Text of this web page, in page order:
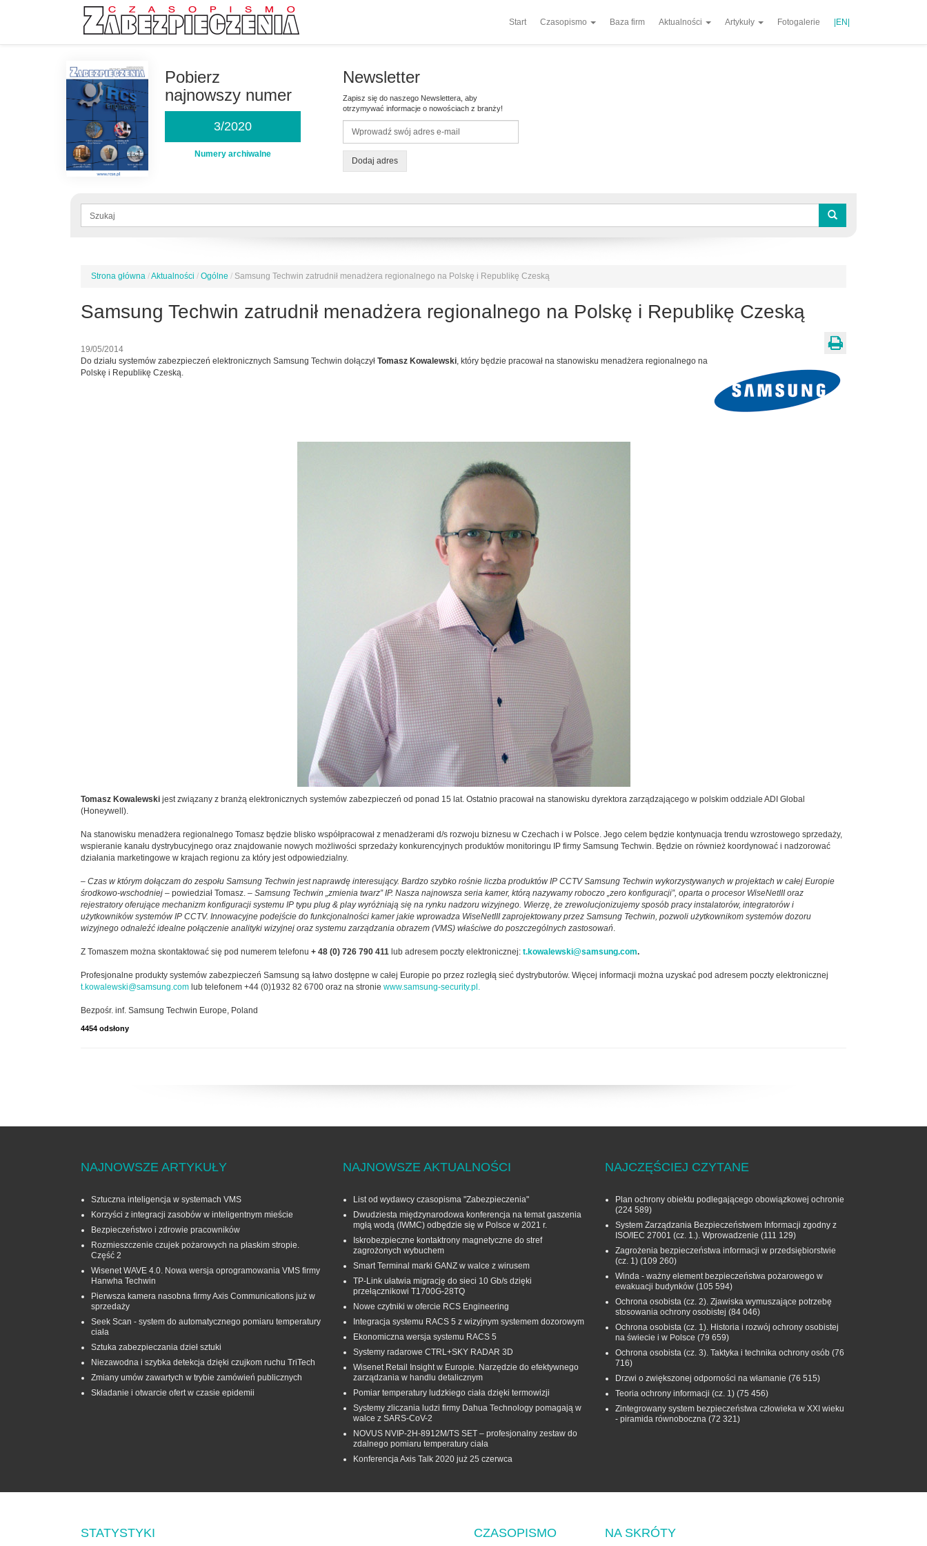
Start Czasopismo Baza firm Aktualności Artykuły Fotogalerie |EN|
Pobierz
najnowszy numer
3/2020
Numery archiwalne
Newsletter
Zapisz się do naszego Newslettera, aby
otrzymywać informacje o nowościach z branży!
Dodaj adres
Formularz
Jesteś
Strona główna /Aktualności / Ogólne / Samsung Techwin zatrudnił menadżera regionalnego na Polskę i Republikę Czeską
Samsung Techwin zatrudnił menadżera regionalnego na Polskę i Republikę Czeską
19/05/2014
Do działu systemów zabezpieczeń elektronicznych Samsung Techwin dołączył Tomasz Kowalewski, który będzie pracował na stanowisku menadżera regionalnego na
Polskę i Republikę Czeską.
Tomasz Kowalewski jest związany z branżą elektronicznych systemów zabezpieczeń od ponad 15 lat. Ostatnio pracował na stanowisku dyrektora zarządzającego w polskim oddziale ADI Global
(Honeywell).
Na stanowisku menadżera regionalnego Tomasz będzie blisko współpracował z menadżerami d/s rozwoju biznesu w Czechach i w Polsce. Jego celem będzie kontynuacja trendu wzrostowego sprzedaży,
wspieranie kanału dystrybucyjnego oraz znajdowanie nowych możliwości sprzedaży konkurencyjnych produktów monitoringu IP firmy Samsung Techwin. Będzie on również koordynować i nadzorować
działania marketingowe w krajach regionu za który jest odpowiedzialny.
– Czas w którym dołączam do zespołu Samsung Techwin jest naprawdę interesujący. Bardzo szybko rośnie liczba produktów IP CCTV Samsung Techwin wykorzystywanych w projektach w całej Europie
środkowo-wschodniej – powiedział Tomasz. – Samsung Techwin „zmienia twarz” IP. Nasza najnowsza seria kamer, którą nazywamy roboczo „zero konfiguracji”, oparta o procesor WiseNetIII oraz
rejestratory oferujące mechanizm konfiguracji systemu IP typu plug & play wyróżniają się na rynku nadzoru wizyjnego. Wierzę, że zrewolucjonizujemy sposób pracy instalatorów, integratorów i
użytkowników systemów IP CCTV. Innowacyjne podejście do funkcjonalności kamer jakie wprowadza WiseNetIII zaprojektowany przez Samsung Techwin, pozwoli użytkownikom systemów dozoru
wizyjnego odnaleźć idealne połączenie analityki wizyjnej oraz systemu zarządzania obrazem (VMS) właściwe do poszczególnych zastosowań.
Z Tomaszem można skontaktować się pod numerem telefonu + 48 (0) 726 790 411 lub adresem poczty elektronicznej: t.kowalewski@samsung.com.
Profesjonalne produkty systemów zabezpieczeń Samsung są łatwo dostępne w całej Europie po przez rozległą sieć dystrybutorów. Więcej informacji można uzyskać pod adresem poczty elektronicznej
t.kowalewski@samsung.com lub telefonem +44 (0)1932 82 6700 oraz na stronie www.samsung-security.pl.
Bezpośr. inf. Samsung Techwin Europe, Poland
4454 odsłony
NAJNOWSZE ARTYKUŁY
Sztuczna inteligencja w systemach VMS
Korzyści z integracji zasobów w inteligentnym mieście
Bezpieczeństwo i zdrowie pracowników
Rozmieszczenie czujek pożarowych na płaskim stropie.
Część 2
Wisenet WAVE 4.0. Nowa wersja oprogramowania VMS firmy
Hanwha Techwin
Pierwsza kamera nasobna firmy Axis Communications już w
sprzedaży
Seek Scan - system do automatycznego pomiaru temperatury
ciała
Sztuka zabezpieczania dzieł sztuki
Niezawodna i szybka detekcja dzięki czujkom ruchu TriTech
Zmiany umów zawartych w trybie zamówień publicznych
Składanie i otwarcie ofert w czasie epidemii
NAJNOWSZE AKTUALNOŚCI
List od wydawcy czasopisma "Zabezpieczenia"
Dwudziesta międzynarodowa konferencja na temat gaszenia
mgłą wodą (IWMC) odbędzie się w Polsce w 2021 r.
Iskrobezpieczne kontaktrony magnetyczne do stref
zagrożonych wybuchem
Smart Terminal marki GANZ w walce z wirusem
TP-Link ułatwia migrację do sieci 10 Gb/s dzięki
przełącznikowi T1700G‑28TQ
Nowe czytniki w ofercie RCS Engineering
Integracja systemu RACS 5 z wizyjnym systemem dozorowym
Ekonomiczna wersja systemu RACS 5
Systemy radarowe CTRL+SKY RADAR 3D
Wisenet Retail Insight w Europie. Narzędzie do efektywnego
zarządzania w handlu detalicznym
Pomiar temperatury ludzkiego ciała dzięki termowizji
Systemy zliczania ludzi firmy Dahua Technology pomagają w
walce z SARS-CoV-2
NOVUS NVIP-2H-8912M/TS SET – profesjonalny zestaw do
zdalnego pomiaru temperatury ciała
Konferencja Axis Talk 2020 już 25 czerwca
NAJCZĘŚCIEJ CZYTANE
Plan ochrony obiektu podlegającego obowiązkowej ochronie
(224 589)
System Zarządzania Bezpieczeństwem Informacji zgodny z
ISO/IEC 27001 (cz. 1.). Wprowadzenie (111 129)
Zagrożenia bezpieczeństwa informacji w przedsiębiorstwie
(cz. 1) (109 260)
Winda - ważny element bezpieczeństwa pożarowego w
ewakuacji budynków (105 594)
Ochrona osobista (cz. 2). Zjawiska wymuszające potrzebę
stosowania ochrony osobistej (84 046)
Ochrona osobista (cz. 1). Historia i rozwój ochrony osobistej
na świecie i w Polsce (79 659)
Ochrona osobista (cz. 3). Taktyka i technika ochrony osób (76
716)
Drzwi o zwiększonej odporności na włamanie (76 515)
Teoria ochrony informacji (cz. 1) (75 456)
Zintegrowany system bezpieczeństwa człowieka w XXI wieku
- piramida równoboczna (72 321)
STATYSTYKI CZASOPISMO NA SKRÓTY